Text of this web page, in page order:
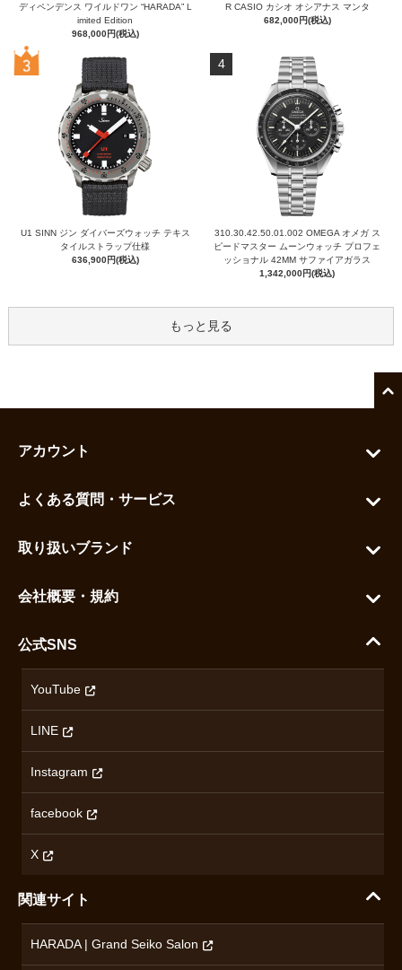
ディペンデンス ワイルドワン “HARADA” L
imited Edition
968,000円(税込)
R CASIO カシオ オシアナス マンタ
682,000円(税込)
U1 SINN ジン ダイバーズウォッチ テキス
タイルストラップ仕様
636,900円(税込)
4
310.30.42.50.01.002 OMEGA オメガ ス
ピードマスター ムーンウォッチ プロフェ
ッショナル 42MM サファイアガラス
1,342,000円(税込)
もっと見る
アカウント
お気に入りを見る
よくある質問・サービス
ご利用ガイド
配送・送料について
ハラダの保証とアフターサービス
取り扱いブランド
セイコー
カシオ
オリエントスター
ロンジン
チューダー
ブランド一覧を見る
会社概要・規約
沿革
特定商取引法に基づく表記
プライバシーポリシー
無断転載・商用利用について
コンテンツ制作ポリシーおよび生成AIの利用指針
公式SNS
YouTube
LINE
Instagram
facebook
X
関連サイト
HARADA | Grand Seiko Salon